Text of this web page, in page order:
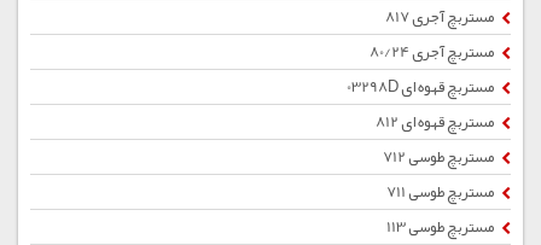
مستربچ آجری 817
مستربچ آجری 80/24
مستربچ قهوه ای 03298D
مستربچ قهوه ای 812
مستربچ طوسی 712
مستربچ طوسی 711
مستربچ طوسی 113